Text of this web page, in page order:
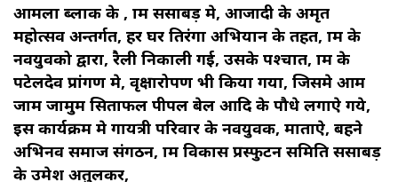
आमला ब्लाक के , ग्राम ससाबड़ मे, आजादी के अमृत
महोत्सव अन्तर्गत, हर घर तिरंगा अभियान के तहत, ग्राम के
नवयुवको द्वारा, रैली निकाली गई, उसके पश्चात, ग्राम के
पटेलदेव प्रांगण मे, वृक्षारोपण भी किया गया, जिसमे आम
जाम जामुम सिताफल पीपल बेल आदि के पौधे लगाऐ गये,
इस कार्यक्रम मे गायत्री परिवार के नवयुवक, माताऐ, बहने
अभिनव समाज संगठन, ग्राम विकास प्रस्फुटन समिति ससाबड़
के उमेश अतुलकर,